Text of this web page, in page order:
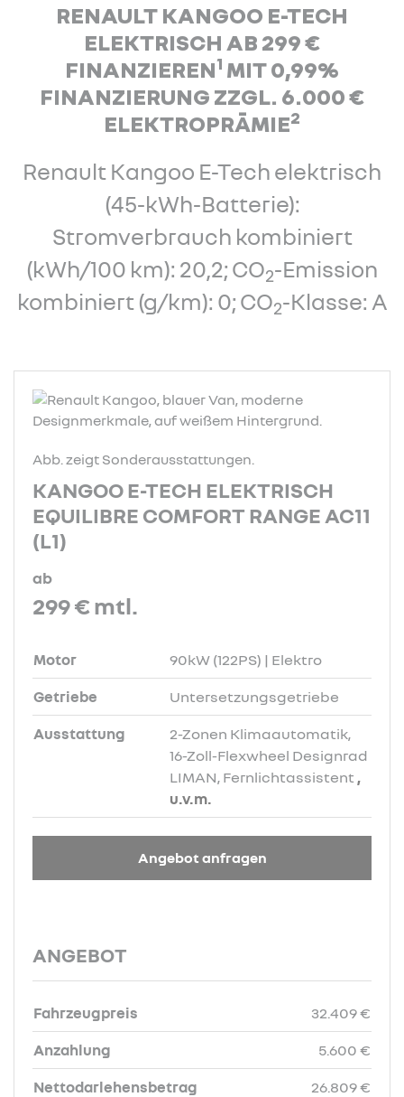
RENAULT KANGOO E-TECH
ELEKTRISCH AB 299 €
FINANZIEREN1 MIT 0,99%
FINANZIERUNG ZZGL. 6.000 €
ELEKTROPRÄMIE2
Renault Kangoo E-Tech elektrisch
(45-kWh-Batterie):
Stromverbrauch kombiniert
(kWh/100 km): 20,2; CO2-Emission
kombiniert (g/km): 0; CO2-Klasse: A
Abb. zeigt Sonderausstattungen.
KANGOO E-TECH ELEKTRISCH
EQUILIBRE COMFORT RANGE AC11
(L1)
ab
299 €mtl.
Motor 90kW (122PS) | Elektro
Getriebe Untersetzungsgetriebe
Ausstattung
2-Zonen Klimaautomatik,
16-Zoll-Flexwheel Designrad
LIMAN, Fernlichtassistent ,
u.v.m.
Angebot anfragen
ANGEBOT
Fahrzeugpreis 32.409 €
Anzahlung 5.600 €
Nettodarlehensbetrag 26.809 €